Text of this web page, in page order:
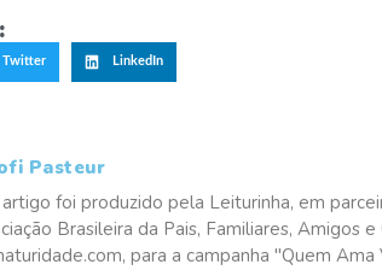
Twitter LinkedIn
Pasteur
foi produzido pela Leiturinha, em
Brasileira da Pais, Familiares, Amigos
para a campanha "Quem Ama